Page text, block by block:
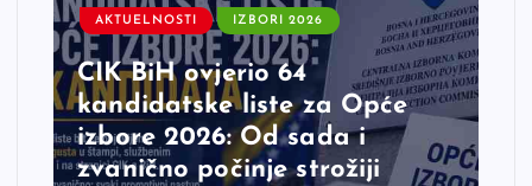
AKTUELNOSTI IZBORI 2026
CIK BiH ovjerio 64
kandidatske liste za Opće
izbore 2026: Od sada i
zvanično počinje strožiji